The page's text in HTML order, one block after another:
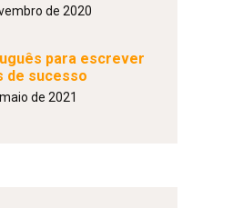
de 2020
para escrever
de sucesso
de 2021